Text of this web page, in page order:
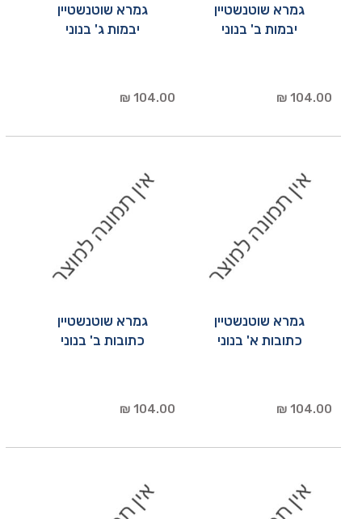
גמרא שוטנשטיין
יבמות ב' בנוני
104.00 ₪
גמרא שוטנשטיין
יבמות ג' בנוני
104.00 ₪
גמרא שוטנשטיין
כתובות א' בנוני
104.00 ₪
גמרא שוטנשטיין
כתובות ב' בנוני
104.00 ₪